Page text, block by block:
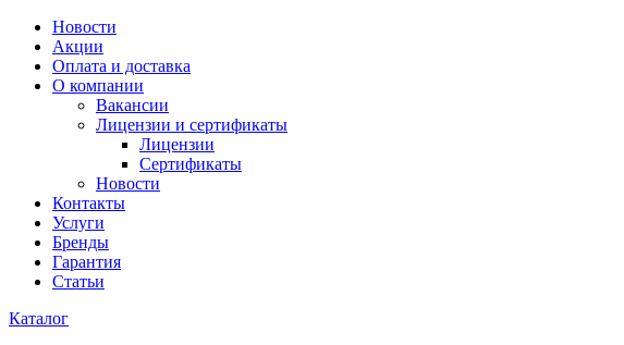
Новости
Акции
Оплата и доставка
О компании
Вакансии
Лицензии и сертификаты
Лицензии
Сертификаты
Новости
Контакты
Услуги
Бренды
Гарантия
Статьи
Каталог